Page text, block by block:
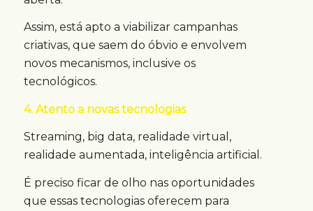
Assim, está apto a viabilizar campanhas
criativas, que saem do óbvio e envolvem
novos mecanismos, inclusive os
tecnológicos.
4. Atento a novas tecnologias
Streaming, big data, realidade virtual,
realidade aumentada, inteligência artificial.
É preciso ficar de olho nas oportunidades
que essas tecnologias oferecem para